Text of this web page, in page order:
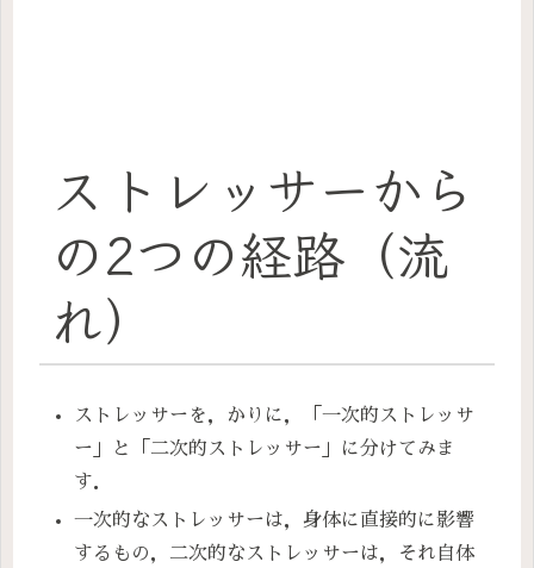
ストレッサーから
の2つの経路（流
れ）
ストレッサーを，かりに，「一次的ストレッサ
ー」と「二次的ストレッサー」に分けてみま
す．
一次的なストレッサーは，身体に直接的に影響
するもの，二次的なストレッサーは，それ自体